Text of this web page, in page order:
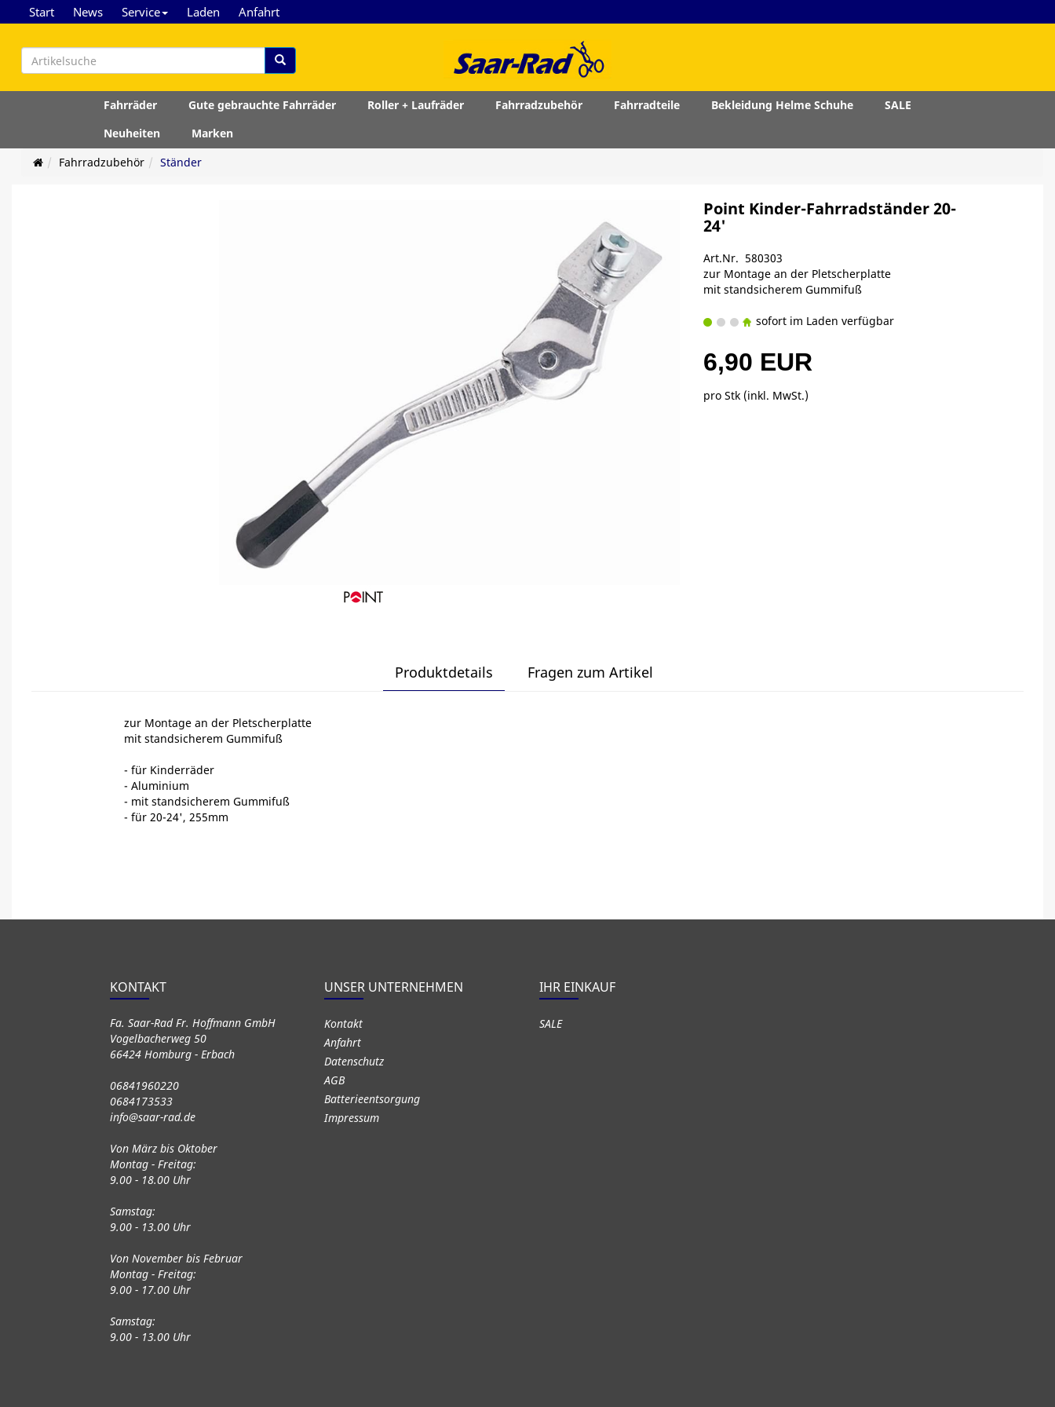
Start News Service Laden Anfahrt
Fahrräder Gute gebrauchte Fahrräder Roller + Laufräder Fahrradzubehör Fahrradteile Bekleidung Helme Schuhe
SALE
Neuheiten
Marken
Fahrradzubehör
Ständer
Point Kinder-Fahrradständer 20-
24'
Art.Nr. 580303
zur Montage an der Pletscherplatte
mit standsicherem Gummifuß
sofort im Laden verfügbar
6,90 EUR
pro Stk (inkl. MwSt.)
Produktdetails Fragen zum Artikel
zur Montage an der Pletscherplatte
mit standsicherem Gummifuß
- für Kinderräder
- Aluminium
- mit standsicherem Gummifuß
- für 20-24', 255mm
KONTAKT
Fa. Saar-Rad Fr. Hoffmann GmbH
Vogelbacherweg 50
66424 Homburg - Erbach
06841960220
0684173533
info@saar-rad.de
Von März bis Oktober
Montag - Freitag:
9.00 - 18.00 Uhr
Samstag:
9.00 - 13.00 Uhr
Von November bis Februar
Montag - Freitag:
9.00 - 17.00 Uhr
Samstag:
9.00 - 13.00 Uhr
UNSER UNTERNEHMEN
Kontakt
Anfahrt
Datenschutz
AGB
Batterieentsorgung
Impressum
IHR EINKAUF
SALE